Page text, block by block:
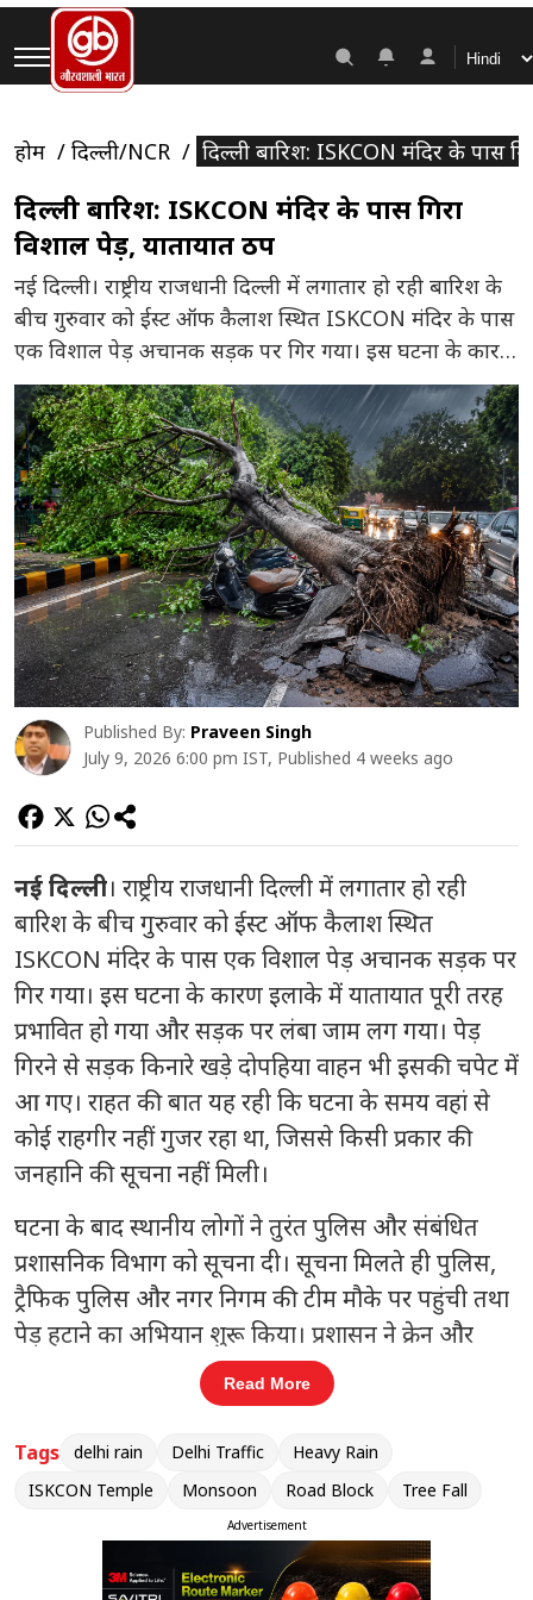
होम दिल्ली/NCR दिल्ली बारिश: ISKCON मंदिर के पास
दिल्ली बारिश: ISKCON मंदिर के पास गिरा
विशाल पेड़, यातायात ठप
नई दिल्ली। राष्ट्रीय राजधानी दिल्ली में लगातार हो रही बारिश के
बीच गुरुवार को ईस्ट ऑफ कैलाश स्थित ISKCON मंदिर के पास
एक विशाल पेड़ अचानक सड़क पर गिर गया। इस घटना के कारण
इलाके में यातायात पूरी तरह प्रभावित हो गया और सड़क पर लंबा
जाम लग गया। पेड़ गिरने से सड़क किनारे खड़े […]
Published By: Praveen Singh
July 9, 2026 6:00 pm IST, Published 4 weeks ago
नई दिल्ली। राष्ट्रीय राजधानी दिल्ली में लगातार हो रही
बारिश के बीच गुरुवार को ईस्ट ऑफ कैलाश स्थित
ISKCON मंदिर के पास एक विशाल पेड़ अचानक सड़क पर
गिर गया। इस घटना के कारण इलाके में यातायात पूरी तरह
प्रभावित हो गया और सड़क पर लंबा जाम लग गया। पेड़
गिरने से सड़क किनारे खड़े दोपहिया वाहन भी इसकी चपेट में
आ गए। राहत की बात यह रही कि घटना के समय वहां से
कोई राहगीर नहीं गुजर रहा था, जिससे किसी प्रकार की
जनहानि की सूचना नहीं मिली।
घटना के बाद स्थानीय लोगों ने तुरंत पुलिस और संबंधित
प्रशासनिक विभाग को सूचना दी। सूचना मिलते ही पुलिस,
ट्रैफिक पुलिस और नगर निगम की टीम मौके पर पहुंची तथा
पेड़ हटाने का अभियान शुरू किया। प्रशासन ने क्रेन और
अन्य मशीनों की सहायता से सड़क पर गिरे पेड़ को हटाने का
कार्य शुरू किया ताकि यातायात को जल्द से जल्द सामान्य
बनाया जा सके।
संबंधित खबरें
60 मिनट में स्नैचर गिरफ्तार, दिल्ली पुलिस
ने किया बड़ा खुलासा
Read More
Tags delhi rain Delhi Traffic
Heavy Rain
ISKCON Temple
Monsoon Road Block Tree Fall
Advertisement